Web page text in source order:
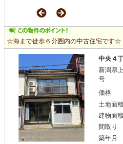
☆海まで徒歩６分圏内の中古住宅です☆
中央４
新潟県
号
価格
土地面
建物面
間取り
築年月